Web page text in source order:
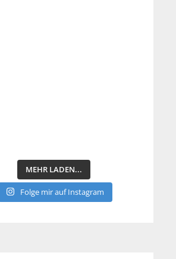
MEHR LADEN...
Folge mir auf Instagram